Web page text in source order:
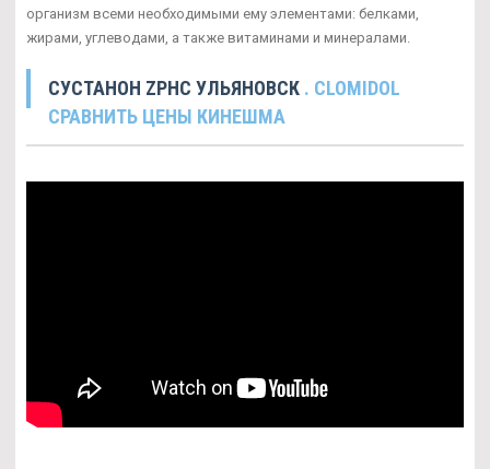
организм всеми необходимыми ему элементами: белками,
жирами, углеводами, а также витаминами и минералами.
СУСТАНОН ZPHC УЛЬЯНОВСК . CLOMIDOL
СРАВНИТЬ ЦЕНЫ КИНЕШМА